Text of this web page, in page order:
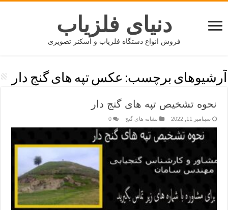
دنیای فلزیاب
فروش انواع دستگاه فلزیاب و اسکنر تصویری
آرشیوهای برچسب: عکس تپه های گنج دار
نحوه تشخیص تپه های گنج دار
سپتامبر 11, 2022 نشانه های گنج 0